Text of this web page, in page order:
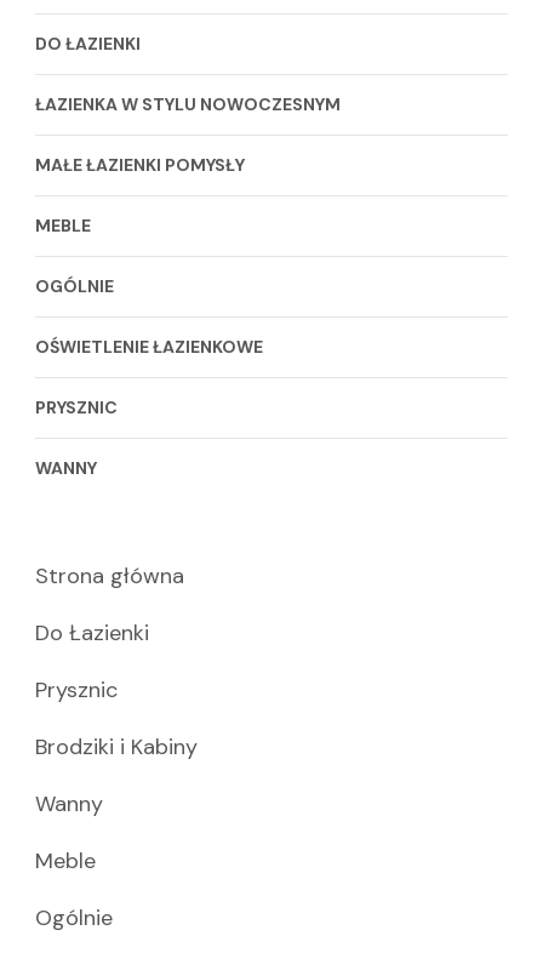
DO ŁAZIENKI
ŁAZIENKA W STYLU NOWOCZESNYM
MAŁE ŁAZIENKI POMYSŁY
MEBLE
OGÓLNIE
OŚWIETLENIE ŁAZIENKOWE
PRYSZNIC
WANNY
Strona główna
Do Łazienki
Prysznic
Brodziki i Kabiny
Wanny
Meble
Ogólnie